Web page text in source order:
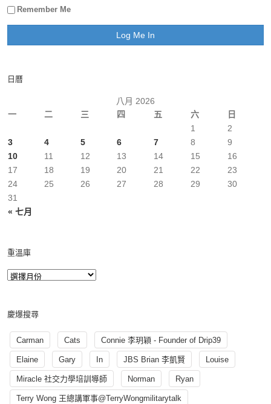
Remember Me
日曆
八月 2026
一
二 三 四 五 六 日
« 七月
1
2
3
4 5 6 7 8
9
10
11 12 13 14 15
16
17
18 19 20 21 22
23
24
25 26 27 28 29
30
31
重溫庫
慶爆搜尋
Carman Cats Connie 李玥穎 - Founder of Drip39
Elaine Gary In JBS Brian 李凱賢 Louise
Miracle 社交力學培訓導師 Norman Ryan
Terry Wong 王總講軍事@TerryWongmilitarytalk